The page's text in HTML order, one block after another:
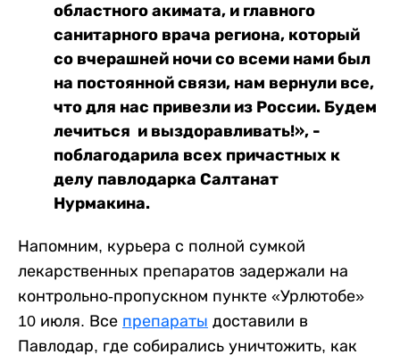
областного акимата, и главного
санитарного врача региона, который
со вчерашней ночи со всеми нами был
на постоянной связи, нам вернули все,
что для нас привезли из России. Будем
лечиться и выздоравливать!», -
поблагодарила всех причастных к
делу павлодарка Салтанат
Нурмакина.
Напомним, курьера с полной сумкой
лекарственных препаратов задержали на
контрольно-пропускном пункте «Урлютобе»
10 июля. Все препараты доставили в
Павлодар, где собирались уничтожить, как